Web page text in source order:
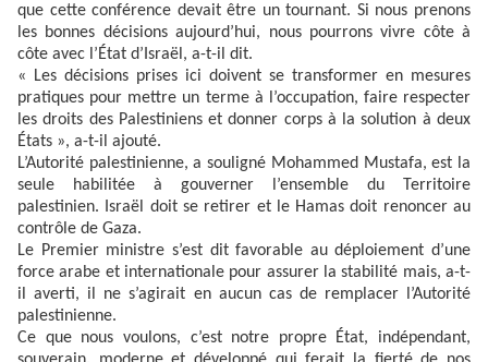
que cette conférence devait être un tournant. Si nous prenons
les bonnes décisions aujourd’hui, nous pourrons vivre côte à
côte avec l’État d’Israël, a-t-il dit.
« Les décisions prises ici doivent se transformer en mesures
pratiques pour mettre un terme à l’occupation, faire respecter
les droits des Palestiniens et donner corps à la solution à deux
États », a-t-il ajouté.
L’Autorité palestinienne, a souligné Mohammed Mustafa, est la
seule habilitée à gouverner l’ensemble du Territoire
palestinien. Israël doit se retirer et le Hamas doit renoncer au
contrôle de Gaza.
Le Premier ministre s’est dit favorable au déploiement d’une
force arabe et internationale pour assurer la stabilité mais, a-t-
il averti, il ne s’agirait en aucun cas de remplacer l’Autorité
palestinienne.
Ce que nous voulons, c’est notre propre État, indépendant,